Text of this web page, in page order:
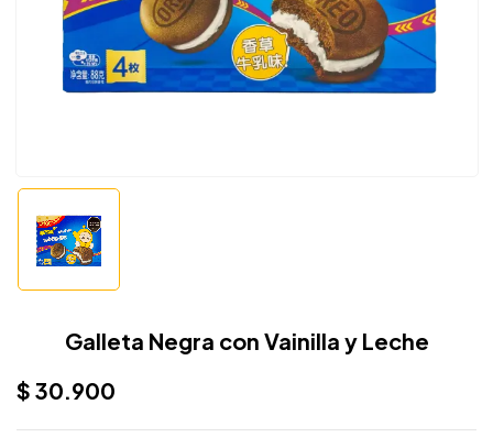
Galleta Negra con Vainilla y Leche
$ 30.900